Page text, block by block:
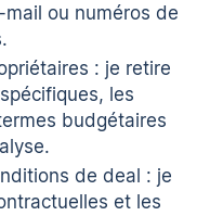
ou numéros de
: je retire
les
budgétaires
de deal : je
et les